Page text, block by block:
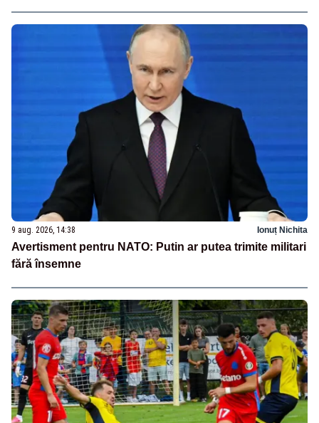
9 aug. 2026, 14:38 Ionuț Nichita
Avertisment pentru NATO: Putin ar putea trimite militari
fără însemne